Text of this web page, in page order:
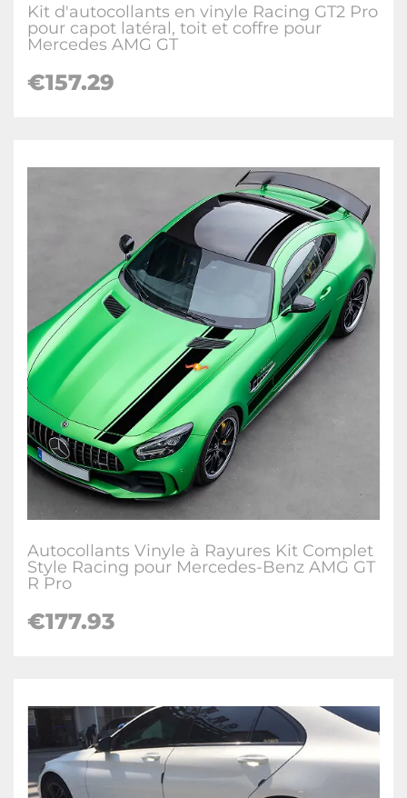
Kit d'autocollants en vinyle Racing GT2 Pro
pour capot latéral, toit et coffre pour
Mercedes AMG GT
€157.29
Autocollants Vinyle à Rayures Kit Complet
Style Racing pour Mercedes-Benz AMG GT
R Pro
€177.93